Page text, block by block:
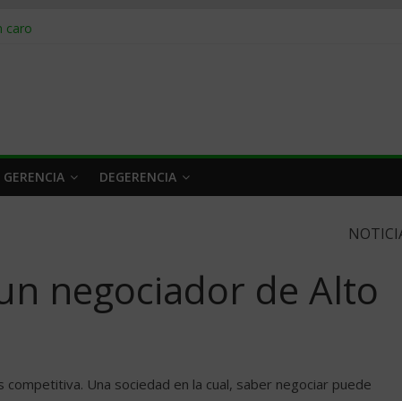
en 2026
hacer
y venderle
DEGERENCIA
negociador de Alto
Una sociedad en la cual, saber negociar puede